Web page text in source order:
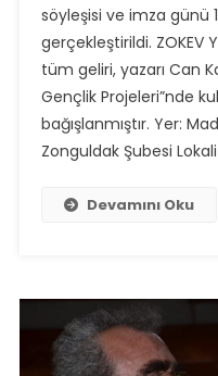
söyleşisi ve imza günü
gerçekleştirildi. ZOKEV
tüm geliri, yazarı Can
Gençlik Projeleri”nde
bağışlanmıştır. Yer:
Zonguldak Şubesi
Devamını Oku